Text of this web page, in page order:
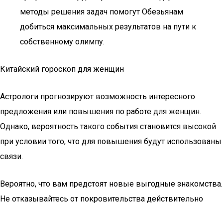
методы решения задач помогут Обезьянам
добиться максимальных результатов на пути к
собственному олимпу.
Китайский гороскоп для женщин
Астрологи прогнозируют возможность интересного
предложения или повышения по работе для женщин.
Однако, вероятность такого события становится высокой
при условии того, что для повышения будут использованы
связи.
Вероятно, что вам предстоят новые выгодные знакомства.
Не отказывайтесь от покровительства действительно